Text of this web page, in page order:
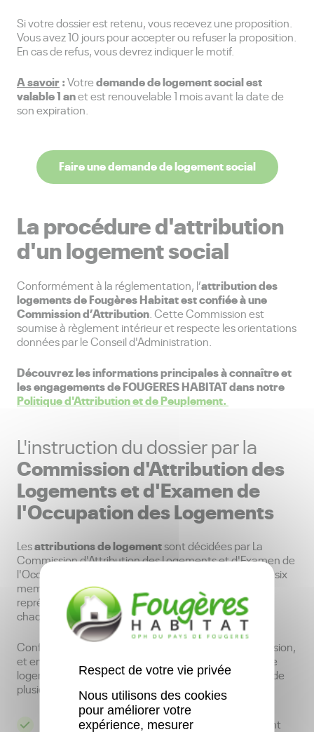
Si votre dossier est retenu, vous recevez une proposition.
Vous avez 10 jours pour accepter ou refuser la proposition.
En cas de refus, vous devrez indiquer le motif.
A savoir:Votredemande de logement social est
valable 1 anet est renouvelable 1 mois avant la date de
son expiration.
Faire une demande de logement social
La procédure d'attribution
d'un logement social
Conformément à la réglementation, l’attribution des
logements de Fougères Habitat est confiée à une
Commission d’Attribution . Cette Commission est
soumise à règlement intérieur et respecte les orientations
données par le Conseil d'Administration.
Découvrez les informations principales à connaître et
les engagements de FOUGERES HABITAT dans notre
Politique d'Attribution et de Peuplement.
L'instruction du dossier par la
Commission d'Attribution des
Logements et d'Examen de
l'Occupation des Logements
Lesattributions de logementsont décidées par La
Commission d'Attribution des Logements et d'Examen de
l'Occupation des Logements (CALEOL) composée de six
membres désignés par le conseil d'administration. Un
représentant du sous-préfet est membre de droit à
chaque commission.
Conformément au règlement intérieur de la Commission,
et en fonction des départs et des mises en location de
logements neufs, les dossiers sont étudiés au regard de
plusieurs critères :
La date d'inscription de la demande de logement
Respect de votre vie privée
Nous utilisons des cookies
pour améliorer votre
expérience, mesurer